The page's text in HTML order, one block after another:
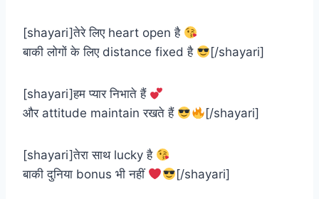
[shayari]तेरे लिए heart open है
बाकी लोगों के लिए distance fixed है
[/shayari]
[shayari]हम प्यार निभाते हैं
और attitude maintain रखते हैं
[/shayari]
[shayari]तेरा साथ lucky है
बाकी दुनिया bonus भी नहीं
[/shayari]